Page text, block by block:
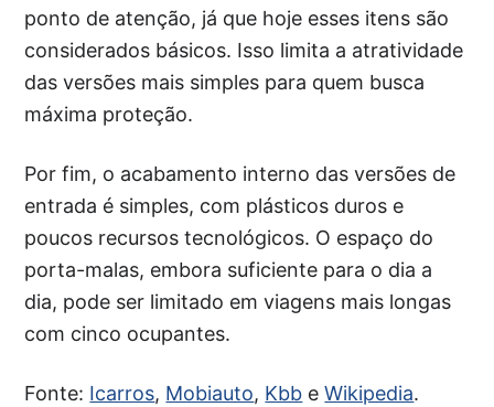
ponto de atenção, já que hoje esses itens são
considerados básicos. Isso limita a atratividade
das versões mais simples para quem busca
máxima proteção.
Por fim, o acabamento interno das versões de
entrada é simples, com plásticos duros e
poucos recursos tecnológicos. O espaço do
porta-malas, embora suficiente para o dia a
dia, pode ser limitado em viagens mais longas
com cinco ocupantes.
Fonte: Icarros, Mobiauto, Kbb eWikipedia.